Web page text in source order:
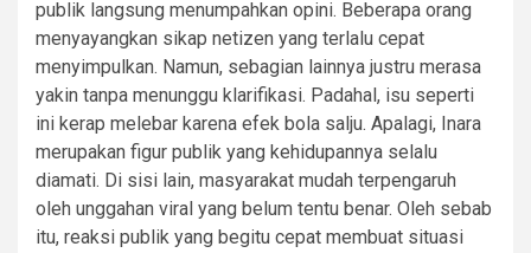
publik langsung menumpahkan opini. Beberapa orang
menyayangkan sikap netizen yang terlalu cepat
menyimpulkan. Namun, sebagian lainnya justru merasa
yakin tanpa menunggu klarifikasi. Padahal, isu seperti
ini kerap melebar karena efek bola salju. Apalagi, Inara
merupakan figur publik yang kehidupannya selalu
diamati. Di sisi lain, masyarakat mudah terpengaruh
oleh unggahan viral yang belum tentu benar. Oleh sebab
itu, reaksi publik yang begitu cepat membuat situasi